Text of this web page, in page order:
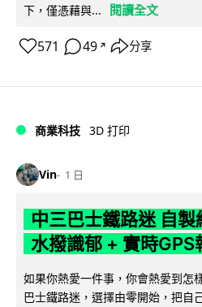
下，僅憑藉與...
閱讀全文
571 49 ↗ 分享
商業科技 3D 打印
Vin 1 日
中三巴士鐵路迷 自
水撥識郁 + 實時GPS
如果你熱愛一件事，你會熱愛到怎
巴士鐵路迷，選擇由零開始，把自